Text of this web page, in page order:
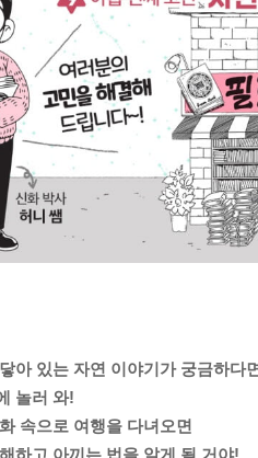
아 있는 자연 이야기가 궁금하다
놀러 와!
속으로 여행을 다녀오면
하고 아끼는 법을 알게 될 거야!